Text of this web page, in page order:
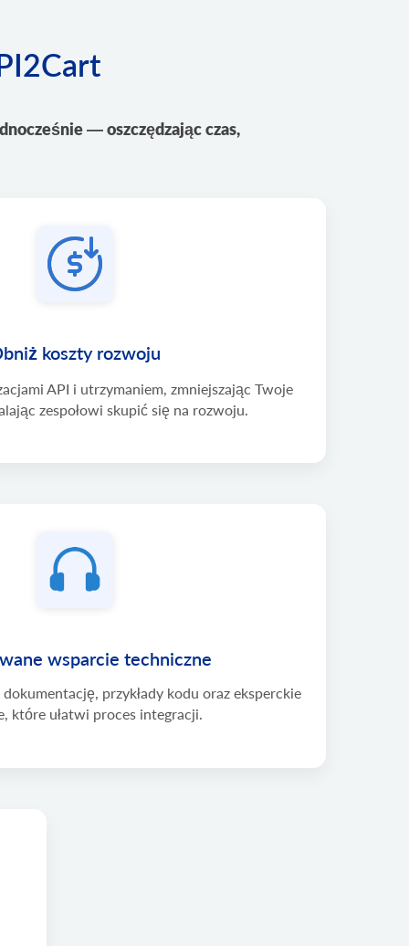
— oszczędzając czas,
koszty rozwoju
API i utrzymaniem, zmniejszając Twoje
zespołowi skupić się na rozwoju.
wsparcie techniczne
przykłady kodu oraz eksperckie
które ułatwi proces integracji.